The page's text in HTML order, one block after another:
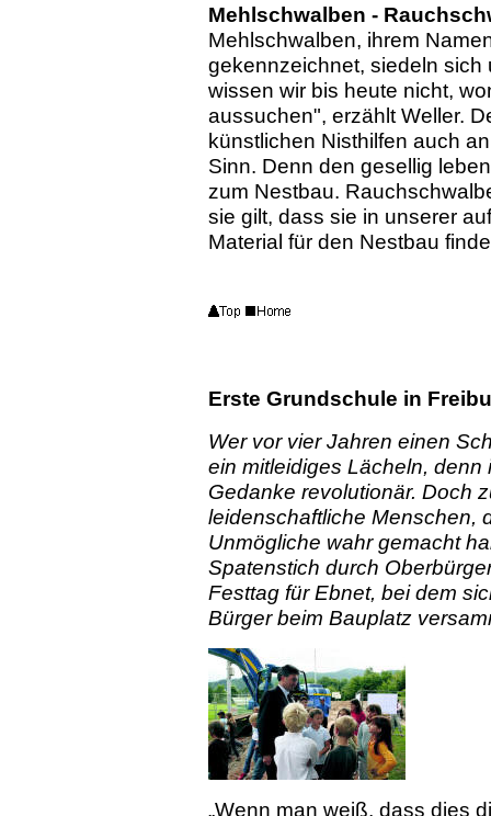
Mehlschwalben -
Mehlschwalben, ihrem
gekennzeichnet, siedeln
wissen wir bis heute nicht,
aussuchen", erzählt Weller.
künstlichen Nisthilfen auch
Sinn. Denn den gesellig
zum Nestbau.
sie gilt, dass sie in unserer
Material für den Nestbau
Erste Grundschule in
Wer vor vier Jahren einen
ein mitleidiges Lächeln,
Gedanke revolutionär. Doch
leidenschaftliche Menschen,
Unmögliche wahr gemacht
Spatenstich durch
Festtag für Ebnet, bei dem
Bürger beim Bauplatz
„Wenn man weiß, dass dies